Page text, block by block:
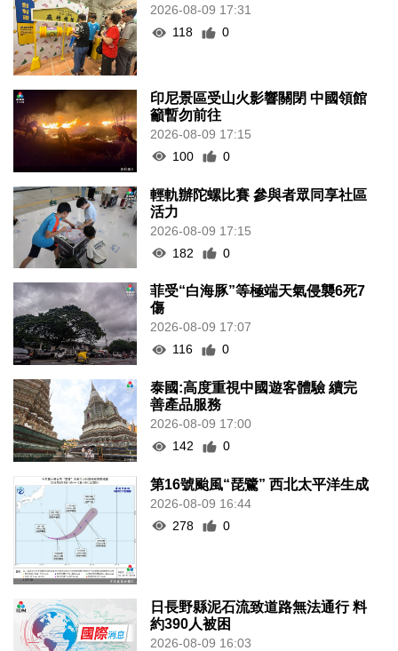
2026-08-09 17:31
118
0
印尼景區受山火影響關閉 中國領館
籲暫勿前往
2026-08-09 17:15
100
0
輕軌辦陀螺比賽 參與者眾同享社區
活力
2026-08-09 17:15
182
0
菲受“白海豚”等極端天氣侵襲6死7
傷
2026-08-09 17:07
116
0
泰國:高度重視中國遊客體驗 續完
善產品服務
2026-08-09 17:00
142
0
第16號颱風“琵鷺” 西北太平洋生成
2026-08-09 16:44
278
0
日長野縣泥石流致道路無法通行 料
約390人被困
2026-08-09 16:03